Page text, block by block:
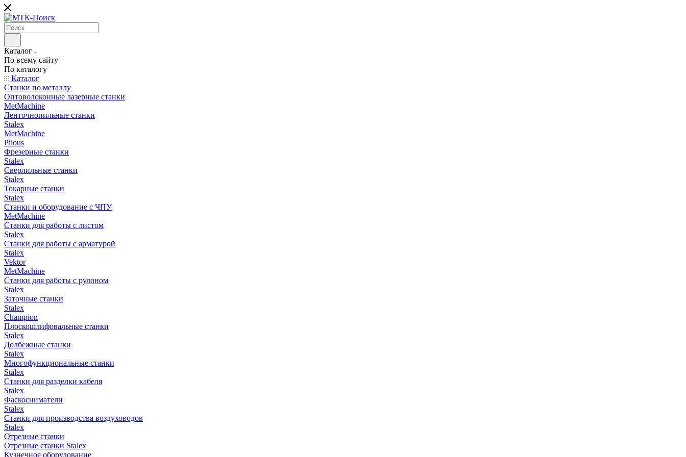
Каталог
По всему сайту
По каталогу
Каталог
Станки по металлу
Оптоволоконные лазерные станки
MetMachine
Ленточнопильные станки
Stalex
MetMachine
Pilous
Фрезерные станки
Stalex
Сверлильные станки
Stalex
Токарные станки
Stalex
Станки и оборудование с ЧПУ
MetMachine
Станки для работы с листом
Stalex
Станки для работы с арматурой
Stalex
Vektor
MetMachine
Станки для работы с рулоном
Stalex
Заточные станки
Stalex
Champion
Плоскошлифовальные станки
Stalex
Долбежные станки
Stalex
Многофункциональные станки
Stalex
Станки для разделки кабеля
Stalex
Фаскосниматели
Stalex
Станки для производства воздуховодов
Stalex
Отрезные станки
Отрезные станки Stalex
Кузнечное оборудование